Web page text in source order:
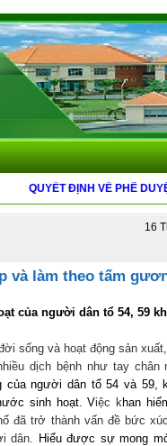
QUYẾT ĐỊNH VỀ PHÊ DUYỆT
16
và làm theo tấm
của người dân tổ 54, 59
sống và hoạt động sản
dịch bệnh như tay chân
của người dân tổ 54 và 59,
sinh hoạt. Việc khan
đã trở thành vấn đề bức
dân.
Hiểu được sự mong